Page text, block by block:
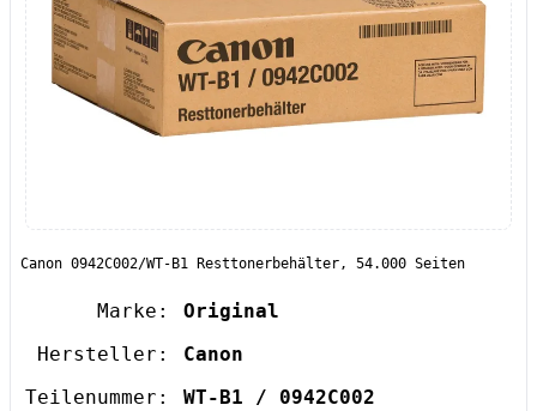
Canon 0942C002/WT-B1 Resttonerbehälter, 54.000 Seiten
Marke:
Original
Hersteller:
Canon
Teilenummer:
WT-B1 / 0942C002